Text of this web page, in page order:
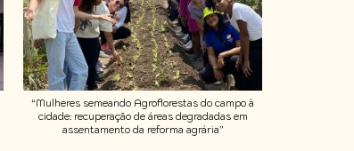
“Mulheres semeando Agroflorestas do campo à
cidade: recuperação de áreas degradadas em
assentamento da reforma agrária”